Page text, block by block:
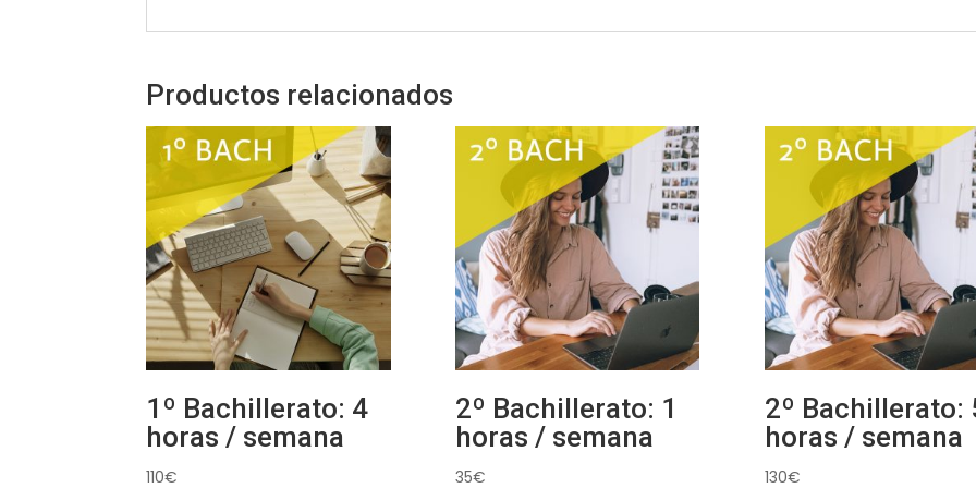
Productos relacionados
1º Bachillerato: 4
horas / semana
110€
2º Bachillerato: 1
horas / semana
35€
2º Bachillerato:
horas / semana
130€